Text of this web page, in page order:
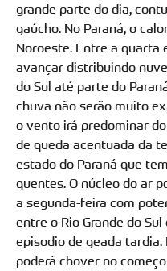
grande parte do dia,
gaúcho. No Paraná, o
Noroeste. Entre a quarta
avançar distribuindo
do Sul até parte do
chuva não serão muito
o vento irá predominar
de queda acentuada da
estado do Paraná que
quentes. O núcleo do ar
a segunda-feira com
entre o Rio Grande do
episodio de geada tardia.
poderá chover no